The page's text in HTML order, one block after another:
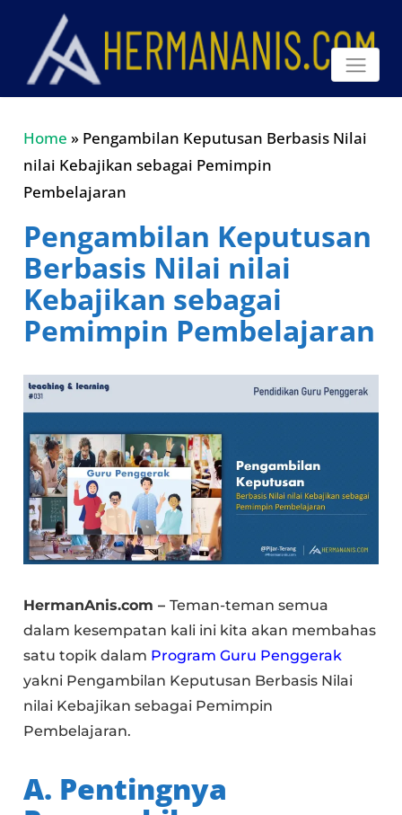
Home » Pengambilan Keputusan Berbasis Nilai
nilai Kebajikan sebagai Pemimpin
Pembelajaran
Pengambilan Keputusan
Berbasis Nilai nilai
Kebajikan sebagai
Pemimpin Pembelajaran
HermanAnis.com –Teman-teman semua
dalam kesempatan kali ini kita akan membahas
satu topik dalam Program Guru Penggerak
yakni Pengambilan Keputusan Berbasis Nilai
nilai Kebajikan sebagai Pemimpin
Pembelajaran.
A. Pentingnya